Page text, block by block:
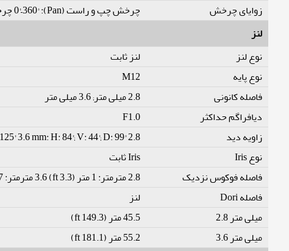
زوایای چرخش
چرخش چپ و راست (Pan): 0°–360° چرخش بالا و پایین (Tilt): 0°–90° چرخش محوری (Rotation): 0°–360°
لنز
نوع لنز
لنز ثابت
نوع پایه
M12
فاصله کانونی
2.8 میلی متر; 3.6 میلی متر
دیافراگم حداکثر
F1.0
زاویه دید
2.8 mm: H: 106°; V: 55°; D: 125° 3.6 mm: H: 84°; V: 44°; D: 99°
نوع Iris
Iris ثابت
فاصله فوکوس نزدیک
2.8 مترمتر: 1 متر (3.3 ft) 3.6 مترمتر: 1.7 متر (5.6 ft)
فاصله Dori
لنز
میلی متر 2.8
45.5 متر (149.3 ft)
میلی متر 3.6
55.2 متر (181.1 ft)